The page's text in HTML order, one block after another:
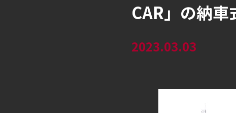
CAR」の納車
2023.03.03